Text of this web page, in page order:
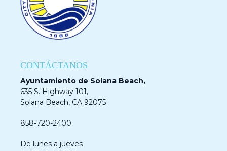
CONTÁCTANOS
Ayuntamiento de Solana Beach,
635 S. Highway 101,
Solana Beach, CA 92075
858-720-2400
De lunes a jueves